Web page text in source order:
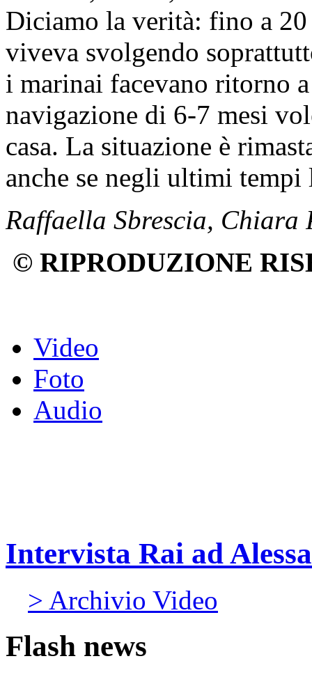
Diciamo la verità: fino a
viveva svolgendo
i marinai facevano ritorno
navigazione di 6-7 mesi
casa. La situazione è
anche se negli ultimi tempi
Raffaella Sbrescia, Chiara
© RIPRODUZIONE
Video
Foto
Audio
Intervista Rai ad
> Archivio Video
Flash news